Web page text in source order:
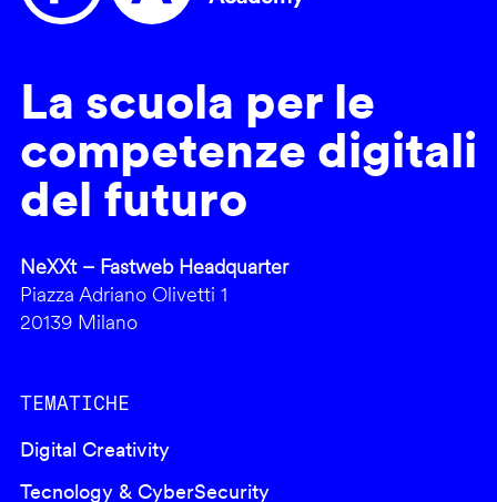
La scuola per le
competenze digitali
del futuro
NeXXt – Fastweb Headquarter
Piazza Adriano Olivetti 1
20139 Milano
TEMATICHE
Digital Creativity
Tecnology & CyberSecurity